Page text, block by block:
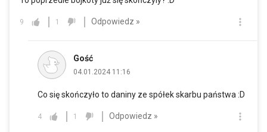
9 1 Odpowiedz »
Gość
04.01.2024 11:16
Co się skończyło to daniny ze spółek skarbu państwa :D
4 1 Odpowiedz »